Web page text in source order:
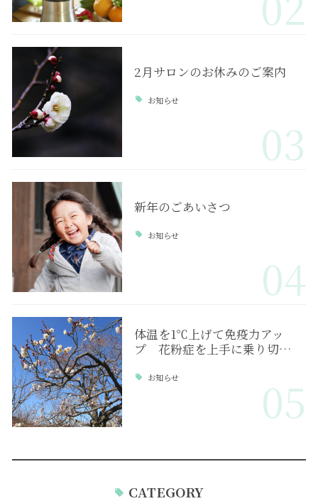
2月サロンのお休みのご案内
お知らせ
03
新年のごあいさつ
お知らせ
04
体温を1℃上げて免疫力アッ
プ 花粉症を上手に乗り切…
お知らせ 05
CATEGORY